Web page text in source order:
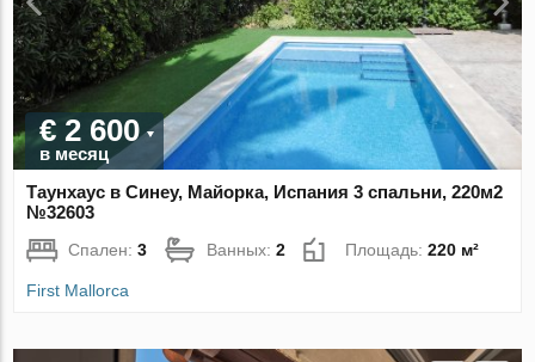
€ 2 600
в месяц
Таунхаус в Синеу, Майорка, Испания 3 спальни, 220м2
№32603
Спален:3 Ванных:2 Площадь:220 м²
First Mallorca